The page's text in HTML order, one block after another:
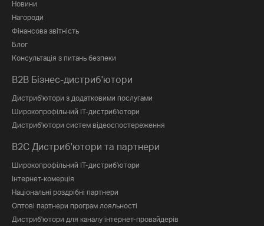
Новини
Нагороди
Фінансова звітність
Блог
Консультація з питань безпеки
B2B Бізнес-дистриб'ютори
Дистриб'ютори з додатковими послугами
Широкопрофільний IT-дистриб'ютори
Дистриб'ютори систем відеоспостереження
B2C Дистриб'ютори та партнери
Широкопрофільний IT-дистриб'ютори
Інтернет-комерція
Національні роздрібні партнери
Оптові партнери програм лояльності
Дистриб'ютори для каналу інтернет-провайдерів